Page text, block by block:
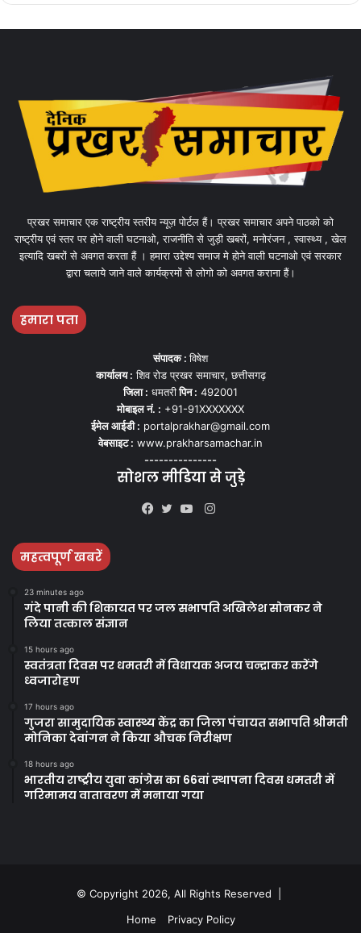
प्रखर समाचार एक राष्ट्रीय स्तरीय न्यूज़ पोर्टल हैं। प्रखर समाचार अपने पाठको को
राष्ट्रीय एवं स्तर पर होने वाली घटनाओ, राजनीति से जुड़ी खबरों, मनोरंजन , स्वास्थ्य , खेल
इत्यादि खबरों से अवगत करता हैं । हमारा उद्देश्य समाज मे होने वाली घटनाओ एवं सरकार
द्वारा चलाये जाने वाले कार्यक्रमों से लोगो को अवगत कराना हैं।
हमारा पता
संपादक :विषेश
कार्यालय : शिव रोड प्रखर समाचार, छत्तीसगढ़
जिला : धमतरीपिन : 492001
मोबाइल नं. : +91-91XXXXXXX
ईमेल आईडी : portalprakhar@gmail.com
वेबसाइट : www.prakharsamachar.in
---------------
सोशल मीडिया से जुड़े
Instagram
महत्वपूर्ण खबरें
23 minutes ago
गंदे पानी की शिकायत पर जल सभापति अखिलेश सोनकर ने
लिया तत्काल संज्ञान
15 hours ago
स्वतंत्रता दिवस पर धमतरी में विधायक अजय चन्द्राकर करेंगे
ध्वजारोहण
17 hours ago
गुजरा सामुदायिक स्वास्थ्य केंद्र का जिला पंचायत सभापति श्रीमती
मोनिका देवांगन ने किया औचक निरीक्षण
18 hours ago
भारतीय राष्ट्रीय युवा कांग्रेस का 66वां स्थापना दिवस धमतरी में
गरिमामय वातावरण में मनाया गया
© Copyright 2026, All Rights Reserved |
Home
Privacy Policy